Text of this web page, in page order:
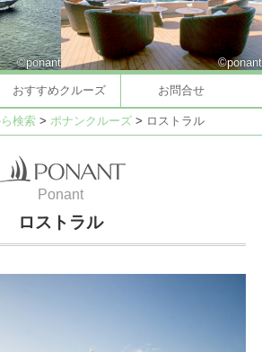
©ponant ©ponant
おすすめクルーズ お問合せ
検索> ポナンクルーズ> ロストラル
Ponant
ロストラル